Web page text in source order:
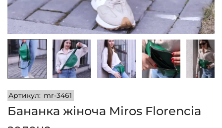
Артикул: mr-3461
Бананка жіноча Miros Florencia